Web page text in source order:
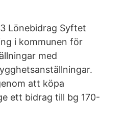
Lönebidrag Syftet
i kommunen för
med
att köpa
ett bidrag till bg 170-